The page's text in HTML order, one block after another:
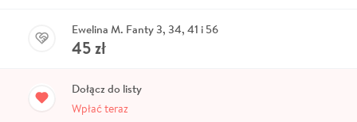
Ewelina M. Fanty 3, 34, 41 i 56
45zł
Dołącz do listy
Wpłać teraz